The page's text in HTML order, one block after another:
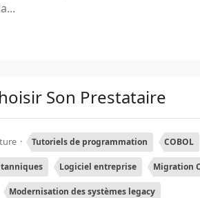
Son Prestataire
Tutoriels de programmation COBOL
Logiciel entreprise Migration
Modernisation des systèmes legacy